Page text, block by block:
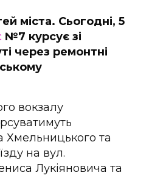
міста. Сьогодні, 5
№7 курсує зі
через ремонтні
вокзалу
та
на вул.
Лукіяновича та